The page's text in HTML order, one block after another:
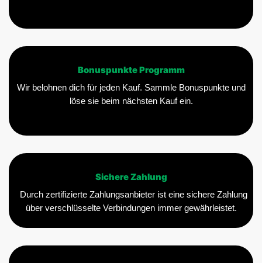
Bonuspunkte Programm
Wir belohnen dich für jeden Kauf. Sammle Bonuspunkte und
löse sie beim nächsten Kauf ein.
Sichere Zahlung
Durch zertifizierte Zahlungsanbieter ist eine sichere Zahlung
über verschlüsselte Verbindungen immer gewährleistet.